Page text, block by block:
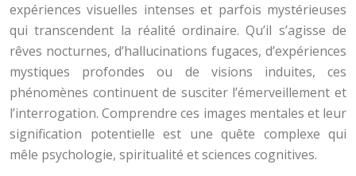
expériences visuelles intenses et parfois mystérieuses
qui transcendent la réalité ordinaire. Qu’il s’agisse de
rêves nocturnes, d’hallucinations fugaces, d’expériences
mystiques profondes ou de visions induites, ces
phénomènes continuent de susciter l’émerveillement et
l’interrogation. Comprendre ces images mentales et leur
signification potentielle est une quête complexe qui
mêle psychologie, spiritualité et sciences cognitives.